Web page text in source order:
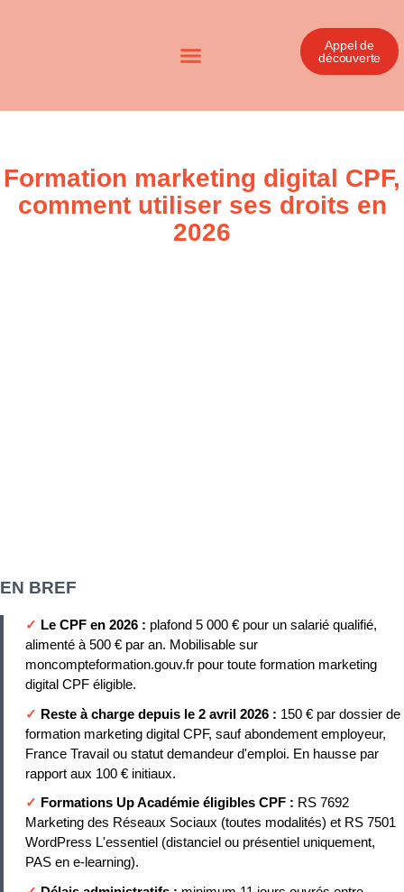
Appel de
découverte
Formation marketing digital CPF,
comment utiliser ses droits en
2026
EN BREF
✓ Le CPF en 2026 : plafond 5 000 € pour un salarié qualifié,
alimenté à 500 € par an. Mobilisable sur
moncompteformation.gouv.fr pour toute formation marketing
digital CPF éligible.
✓ Reste à charge depuis le 2 avril 2026 : 150 € par dossier de
formation marketing digital CPF, sauf abondement employeur,
France Travail ou statut demandeur d'emploi. En hausse par
rapport aux 100 € initiaux.
✓ Formations Up Académie éligibles CPF : RS 7692
Marketing des Réseaux Sociaux (toutes modalités) et RS 7501
WordPress L'essentiel (distanciel ou présentiel uniquement,
PAS en e-learning).